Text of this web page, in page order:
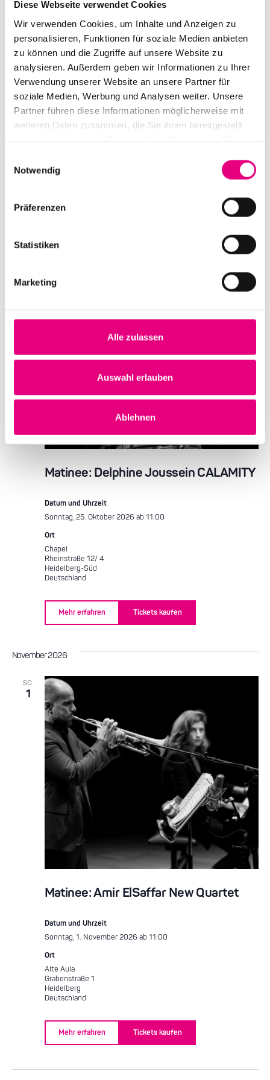
Diese Webseite verwendet Cookies
Wir verwenden Cookies, um Inhalte und Anzeigen zu
personalisieren, Funktionen für soziale Medien anbieten
zu können und die Zugriffe auf unsere Website zu
analysieren. Außerdem geben wir Informationen zu Ihrer
Verwendung unserer Website an unsere Partner für
soziale Medien, Werbung und Analysen weiter. Unsere
Partner führen diese Informationen möglicherweise mit
weiteren Daten zusammen, die Sie ihnen bereitgestellt
Notwendig
Präferenzen
Statistiken
Marketing
Alle zulassen
Auswahl erlauben
Ablehnen
Matinee: Björn Meyer solo
Datum und Uhrzeit
Sonntag, 18. Oktober 2026 ab 11:30
Voßstraße 2
Matinee: Delphine Joussein CALAMITY
Datum und Uhrzeit
Sonntag, 25. Oktober 2026 ab 11:00
Ort
Chapel
Rheinstraße 12/ 4
Heidelberg-Süd
Deutschland
Mehr erfahren Tickets kaufen
November 2026
SO.
1
Matinee: Amir ElSaffar New Quartet
Datum und Uhrzeit
Sonntag, 1. November 2026 ab 11:00
Ort
Alte Aula
Grabenstraße 1
Heidelberg
Deutschland
Mehr erfahren Tickets kaufen